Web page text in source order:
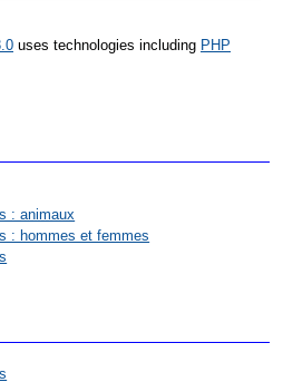
uses technologies including PHP
: animaux
: hommes et femmes